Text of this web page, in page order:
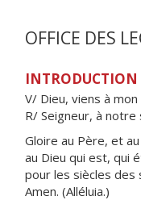
OFFICE DES
INTRODUCTION
V/ Dieu, viens à mon
R/ Seigneur, à notre
Gloire au Père, et
au Dieu qui est, qui
pour les siècles des
Amen. (Alléluia.)